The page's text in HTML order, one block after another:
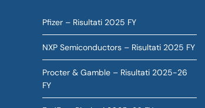
Pfizer – Risultati 2025 FY
NXP Semiconductors – Risultati 2025 FY
Procter & Gamble – Risultati 2025-26
FY